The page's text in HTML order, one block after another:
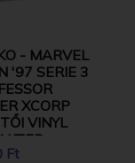
- MARVEL
'97 SERIE 3
XCORP
VINYL
Ft